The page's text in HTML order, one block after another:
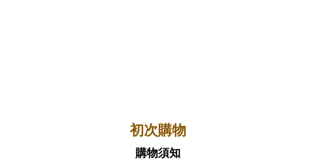
初次購物
購物須知